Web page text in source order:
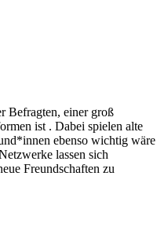
Befragten, einer groß
ist . Dabei spielen alte
ebenso wichtig wäre
lassen sich
Freundschaften zu